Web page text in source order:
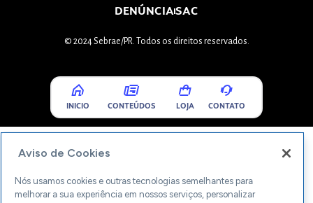
DENÚNCIASAC
© 2024 Sebrae/PR. Todos os direitos reservados.
INICIO CONTEÚDOS LOJA CONTATO
Aviso de Cookies
Nós usamos cookies e outras tecnologias semelhantes para
melhorar a sua experiência em nossos serviços, personalizar